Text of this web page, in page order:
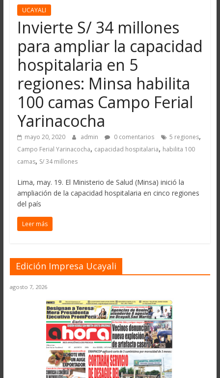
UCAYALI
Invierte S/ 34 millones
para ampliar la capacidad
hospitalaria en 5
regiones: Minsa habilita
100 camas Campo Ferial
Yarinacocha
mayo 20, 2020 admin 0 comentarios 5 regiones,
Campo Ferial Yarinacocha, capacidad hospitalaria, habilita 100
camas, S/ 34 millones
Lima, may. 19. El Ministerio de Salud (Minsa) inició la
ampliación de la capacidad hospitalaria en cinco regiones
del país
Leer más
Edición Impresa Ucayali
agosto 7, 2026